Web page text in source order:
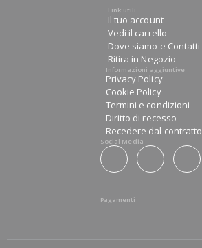
Link utili
Il tuo account
Vedi il carrello
Dove siamo e Contatti
Ritira in Negozio
Informazioni aggiuntive
Privacy Policy
Cookie Policy
Termini e condizioni
Diritto di recesso
Recedere dal contratto
Social Media
Pagamenti